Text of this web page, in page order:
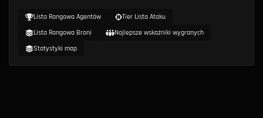
Lista Rangowa Agentów
Tier Lista Ataku
Lista Rangowa Broni
Najlepsze wskaźniki wygranych
Statystyki map